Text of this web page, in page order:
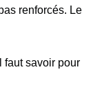
renforcés. Le
faut savoir pour